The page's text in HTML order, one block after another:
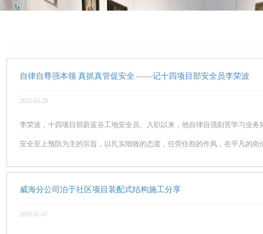
自律自尊强本领 真抓真管促安全 ——记十四项目部安全员李荣波
2023-05-29
李荣波，十四项目部蔚蓝谷工地安全员。入职以来，他自律自强刻苦学习业
安全至上预防为主的宗旨，以扎实细致的态度，任劳任怨的作风，在平凡的
威海分公司泊于社区项目装配式结构施工分享
2019-01-07